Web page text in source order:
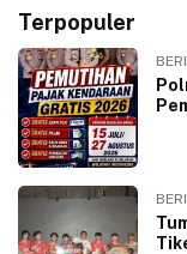
Terpopuler